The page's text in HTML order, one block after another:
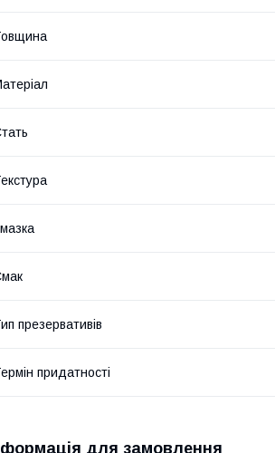
презервативів
придатності
для замовлення